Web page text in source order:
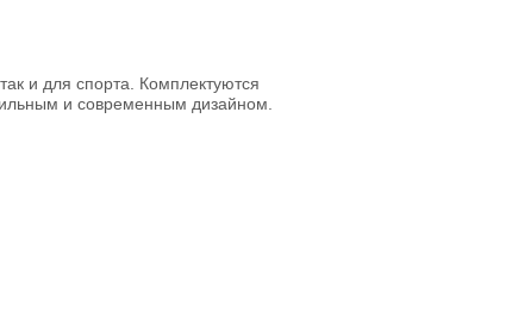
и для спорта. Комплектуются
и современным дизайном.